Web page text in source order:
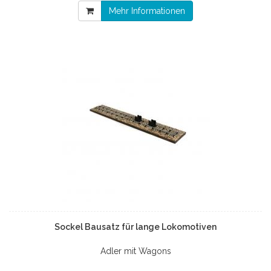
Mehr Informationen
Sockel Bausatz für lange Lokomotiven
Adler mit Wagons